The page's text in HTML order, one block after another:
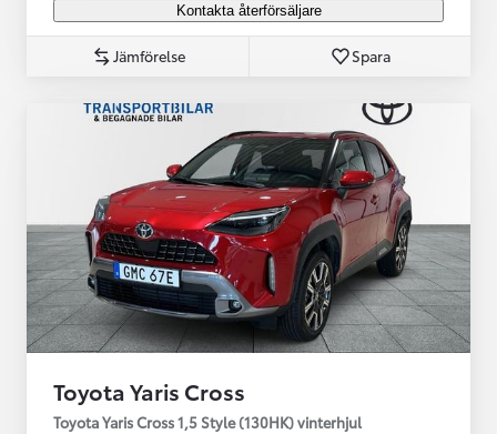
Kontakta återförsäljare
Jämförelse Spara
Toyota Yaris Cross
Toyota Yaris Cross 1,5 Style (130HK) vinterhjul